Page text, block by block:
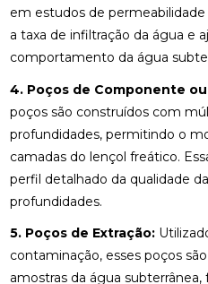
em estudos de permeabilidade
a taxa de infiltração da água e
comportamento da água
4. Poços de Componente
poços são construídos com
profundidades, permitindo o
camadas do lençol freático.
perfil detalhado da qualidade
profundidades.
5. Poços de Extração:
contaminação, esses poços
amostras da água subterrânea,